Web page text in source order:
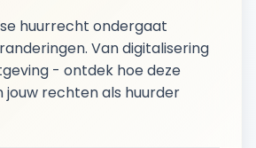
huurrecht ondergaat
Van digitalisering
- ontdek hoe deze
jouw rechten als huurder